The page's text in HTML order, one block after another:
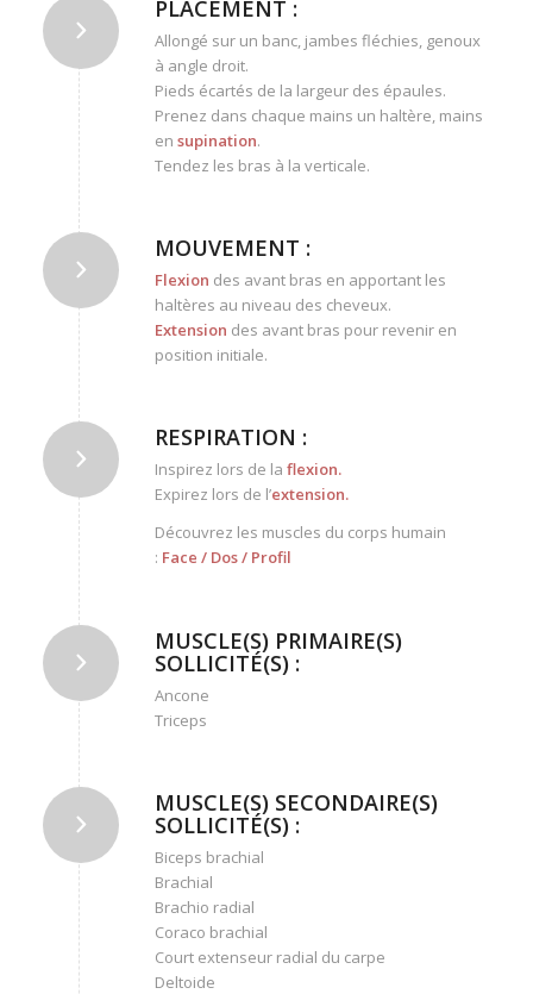
PLACEMENT :
Allongé sur un banc, jambes fléchies, genoux
à angle droit.
Pieds écartés de la largeur des épaules.
Prenez dans chaque mains un haltère, mains
en supination.
Tendez les bras à la verticale.
MOUVEMENT :
Flexion des avant bras en apportant les
haltères au niveau des cheveux.
Extension des avant bras pour revenir en
position initiale.
RESPIRATION :
Inspirez lors de la flexion.
Expirez lors de l’extension.
Découvrez les muscles du corps humain
: Face / Dos/ Profil
MUSCLE(S) PRIMAIRE(S)
SOLLICITÉ(S) :
Ancone
Triceps
MUSCLE(S) SECONDAIRE(S)
SOLLICITÉ(S) :
Biceps brachial
Brachial
Brachio radial
Coraco brachial
Court extenseur radial du carpe
Deltoide